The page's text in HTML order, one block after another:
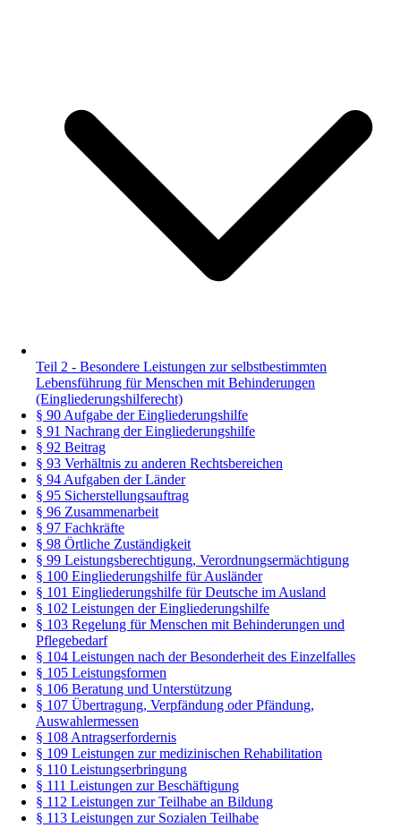
Teil 2 - Besondere Leistungen zur selbstbestimmten
Lebensführung für Menschen mit Behinderungen
(Eingliederungshilferecht)
§ 90 Aufgabe der Eingliederungshilfe
§ 91 Nachrang der Eingliederungshilfe
§ 92 Beitrag
§ 93 Verhältnis zu anderen Rechtsbereichen
§ 94 Aufgaben der Länder
§ 95 Sicherstellungsauftrag
§ 96 Zusammenarbeit
§ 97 Fachkräfte
§ 98 Örtliche Zuständigkeit
§ 99 Leistungsberechtigung, Verordnungsermächtigung
§ 100 Eingliederungshilfe für Ausländer
§ 101 Eingliederungshilfe für Deutsche im Ausland
§ 102 Leistungen der Eingliederungshilfe
§ 103 Regelung für Menschen mit Behinderungen und
Pflegebedarf
§ 104 Leistungen nach der Besonderheit des Einzelfalles
§ 105 Leistungsformen
§ 106 Beratung und Unterstützung
§ 107 Übertragung, Verpfändung oder Pfändung,
Auswahlermessen
§ 108 Antragserfordernis
§ 109 Leistungen zur medizinischen Rehabilitation
§ 110 Leistungserbringung
§ 111 Leistungen zur Beschäftigung
§ 112 Leistungen zur Teilhabe an Bildung
§ 113 Leistungen zur Sozialen Teilhabe